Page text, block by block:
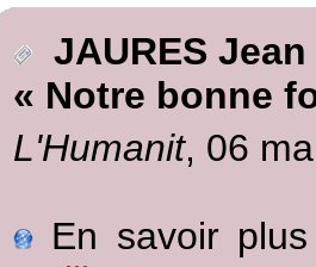
JAURES Jean
« Notre bonne
L'Humanit, 06
En savoir